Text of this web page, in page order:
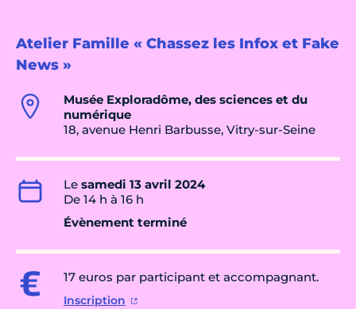
Atelier Famille « Chassez les Infox et Fake
News »
Musée Exploradôme, des sciences et du
numérique
18, avenue Henri Barbusse, Vitry-sur-Seine
Le samedi 13 avril 2024
De 14 h à 16 h
Évènement terminé
17 euros par participant et accompagnant.
Inscription